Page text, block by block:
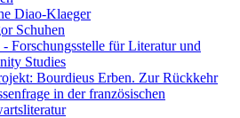
Diao-Klaeger
Schuhen
Forschungsstelle für Literatur und
Studies
Bourdieus Erben. Zur Rückkehr
in der französischen